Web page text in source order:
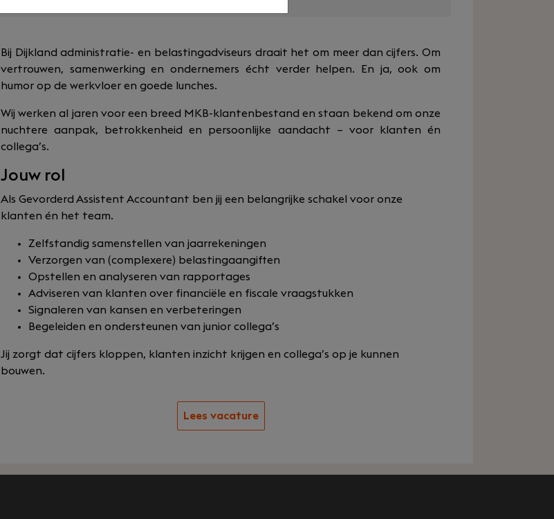
Bij Dijkland administratie- en belastingadviseurs draait het om meer dan cijfers. Om
vertrouwen, samenwerking en ondernemers écht verder helpen. En ja, ook om
humor op de werkvloer en goede lunches.
Wij werken al jaren voor een breed MKB-klantenbestand en staan bekend om onze
nuchtere aanpak, betrokkenheid en persoonlijke aandacht – voor klanten én
collega’s.
Jouw rol
Als Gevorderd Assistent Accountant ben jij een belangrijke schakel voor onze
klanten én het team.
Zelfstandig samenstellen van jaarrekeningen
Verzorgen van (complexere) belastingaangiften
Opstellen en analyseren van rapportages
Adviseren van klanten over financiële en fiscale vraagstukken
Signaleren van kansen en verbeteringen
Begeleiden en ondersteunen van junior collega’s
Jij zorgt dat cijfers kloppen, klanten inzicht krijgen en collega’s op je kunnen
bouwen.
Lees vacature